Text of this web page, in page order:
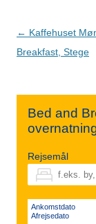
← Kaffehuset
Breakfast, Stege
Bed and
Rejsemål
Ankomstdato
Afrejsedato